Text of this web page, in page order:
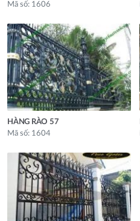
Mã số: 1606
HÀNG RÀO 57
Mã số: 1604